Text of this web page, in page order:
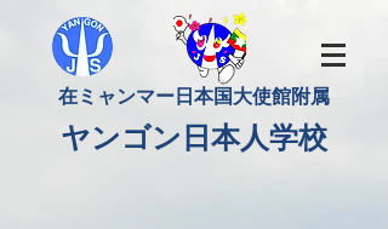
​在ミャンマー日本国大使館附属
​ヤンゴン日本人学校